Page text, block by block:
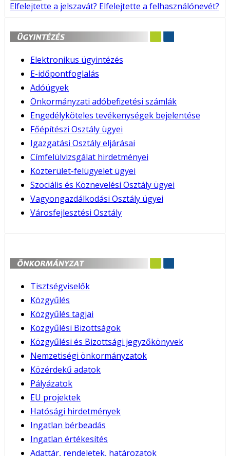
Elfelejtette a jelszavát? Elfelejtette a felhasználónevét?
Elektronikus ügyintézés
E-időpontfoglalás
Adóügyek
Önkormányzati adóbefizetési számlák
Engedélyköteles tevékenységek bejelentése
Főépítészi Osztály ügyei
Igazgatási Osztály eljárásai
Címfelülvizsgálat hirdetményei
Közterület-felügyelet ügyei
Szociális és Köznevelési Osztály ügyei
Vagyongazdálkodási Osztály ügyei
Városfejlesztési Osztály
Tisztségviselők
Közgyűlés
Közgyűlés tagjai
Közgyűlési Bizottságok
Közgyűlési és Bizottsági jegyzőkönyvek
Nemzetiségi önkormányzatok
Közérdekű adatok
Pályázatok
EU projektek
Hatósági hirdetmények
Ingatlan bérbeadás
Ingatlan értékesítés
Adattár, rendeletek, határozatok